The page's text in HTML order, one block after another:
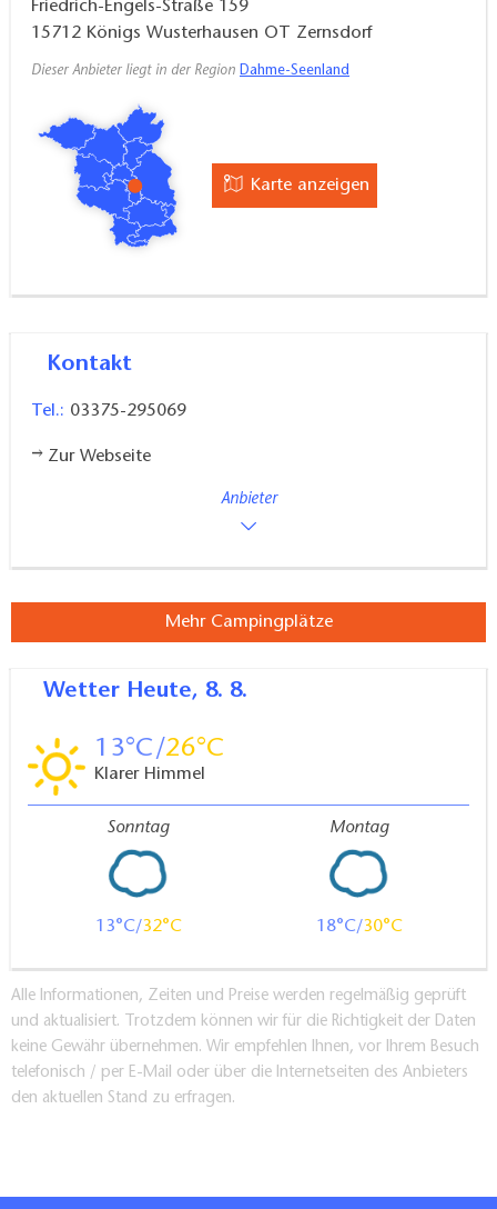
Friedrich-Engels-Straße 159
15712 Königs Wusterhausen OT Zernsdorf
Dieser Anbieter liegt in der Region Dahme-Seenland
Karte anzeigen
Kontakt
Tel.: 03375-295069
Zur Webseite
Anbieter
Mehr Campingplätze
Wetter Heute, 8. 8.
13 26
Klarer Himmel
Sonntag
13 32
Montag
18 30
Alle Informationen, Zeiten und Preise werden regelmäßig geprüft
und aktualisiert. Trotzdem können wir für die Richtigkeit der Daten
keine Gewähr übernehmen. Wir empfehlen Ihnen, vor Ihrem Besuch
telefonisch / per E-Mail oder über die Internetseiten des Anbieters
den aktuellen Stand zu erfragen.